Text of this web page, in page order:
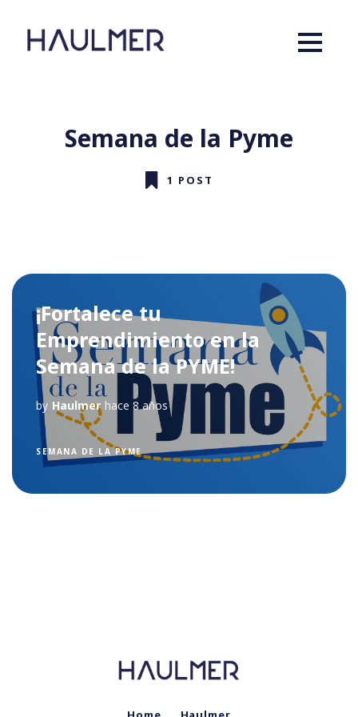
Semana de la Pyme
1 POST
¡Fortalece tu
Emprendimiento en la
Semana de la PYME!
by Haulmer hace 8 años
SEMANA DE LA PYME